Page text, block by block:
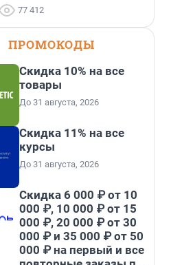
77 412
ПРОМОКОДЫ
Скидка 10% на все
товары
До 31 августа, 2026
Скидка 11% на все
курсы
До 31 августа, 2026
Скидка 6 000 ₽ от 10
000 ₽, 10 000 ₽ от 15
000 ₽, 20 000 ₽ от 30
000 ₽ и 35 000 ₽ от 50
000 ₽ на первый и все